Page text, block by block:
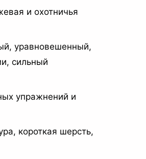
и охотничья
уравновешенный,
сильный
упражнений и
короткая шерсть,